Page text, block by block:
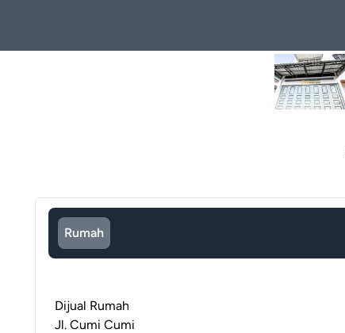
Rumah
Dijual Rumah
Jl. Cumi Cumi